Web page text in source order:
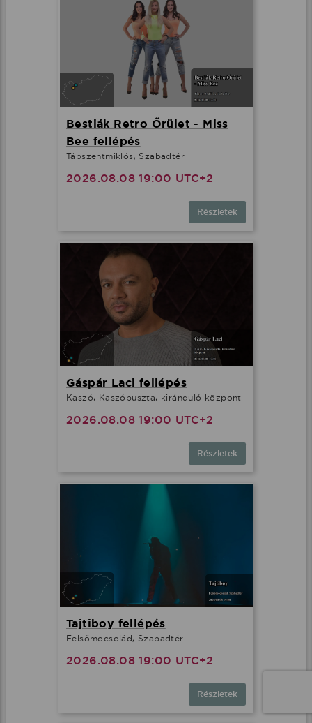
Bestiák Retro Őrület - Miss
Bee fellépés
Tápszentmiklós, Szabadtér
2026.08.08 19:00 UTC+2
Részletek
Gáspár Laci fellépés
Kaszó, Kaszópuszta, kiránduló központ
2026.08.08 19:00 UTC+2
Részletek
Tajtiboy fellépés
Felsőmocsolád, Szabadtér
2026.08.08 19:00 UTC+2
Részletek